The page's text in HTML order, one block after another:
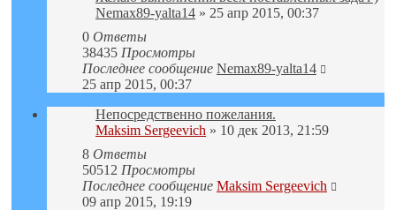
Nemax89-yalta14 » 25 апр 2015, 00:37
0 Ответы
38435 Просмотры
Последнее сообщение Nemax89-yalta14
25 апр 2015, 00:37
Непосредственно пожелания.
Maksim Sergeevich » 10 дек 2013, 21:59
8 Ответы
50512 Просмотры
Последнее сообщение Maksim Sergeevich
09 апр 2015, 19:19